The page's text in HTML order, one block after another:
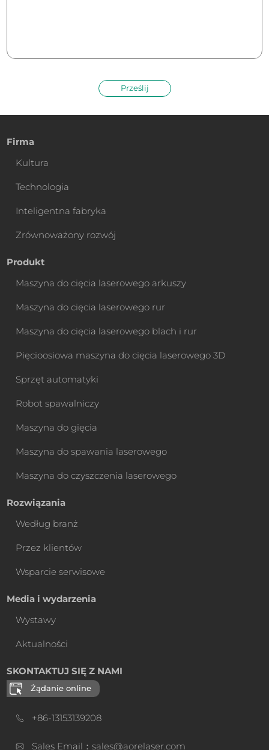
Prześlij
Firma
Kultura
Technologia
Inteligentna fabryka
Zrównoważony rozwój
Produkt
Maszyna do cięcia laserowego arkuszy
Maszyna do cięcia laserowego rur
Maszyna do cięcia laserowego blach i rur
Pięcioosiowa maszyna do cięcia laserowego 3D
Sprzęt automatyki
Robot spawalniczy
Maszyna do gięcia
Maszyna do spawania laserowego
Maszyna do czyszczenia laserowego
Rozwiązania
Według branż
Przez klientów
Wsparcie serwisowe
Media i wydarzenia
Wystawy
Aktualności
SKONTAKTUJ SIĘ Z NAMI
Żądanie online
+86-13153139208
Sales Email：sales@aorelaser.com